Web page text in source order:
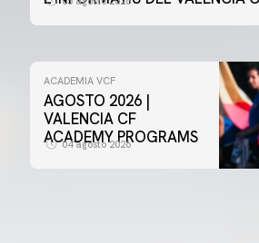
ACADEMIA VCF
AGOSTO 2026 |
VALENCIA CF
ACADEMY PROGRAMS
04 agosto 2026